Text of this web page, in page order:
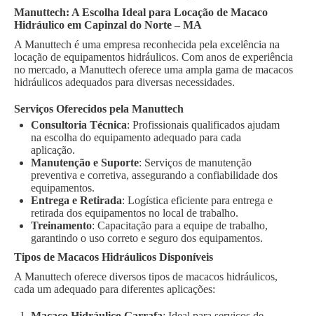
Manuttech: A Escolha Ideal para Locação de Macaco
Hidráulico em Capinzal do Norte – MA
A Manuttech é uma empresa reconhecida pela excelência na
locação de equipamentos hidráulicos. Com anos de experiência
no mercado, a Manuttech oferece uma ampla gama de macacos
hidráulicos adequados para diversas necessidades.
Serviços Oferecidos pela Manuttech
Consultoria Técnica: Profissionais qualificados ajudam
na escolha do equipamento adequado para cada
aplicação.
Manutenção e Suporte: Serviços de manutenção
preventiva e corretiva, assegurando a confiabilidade dos
equipamentos.
Entrega e Retirada: Logística eficiente para entrega e
retirada dos equipamentos no local de trabalho.
Treinamento: Capacitação para a equipe de trabalho,
garantindo o uso correto e seguro dos equipamentos.
Tipos de Macacos Hidráulicos Disponíveis
A Manuttech oferece diversos tipos de macacos hidráulicos,
cada um adequado para diferentes aplicações: